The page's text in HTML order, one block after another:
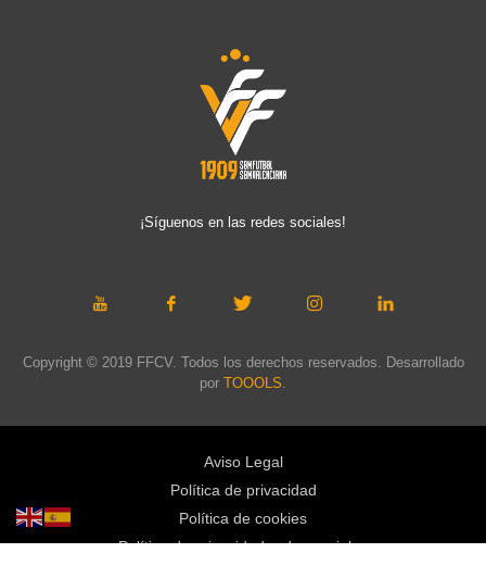
¡Síguenos en las redes sociales!
Copyright © 2019 FFCV. Todos los derechos reservados. Desarrollado
por TOOOLS.
Aviso Legal
Política de privacidad
Política de cookies
Política de privacidad redes sociales